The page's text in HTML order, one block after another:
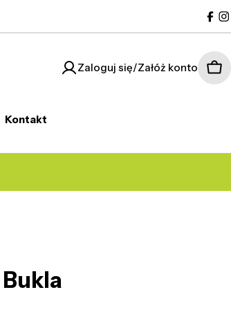
Zaloguj się/Załóż konto
Kontakt